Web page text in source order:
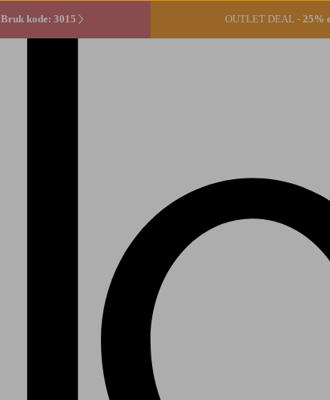
Bruk kode: 3015 OUTLET DEAL - 25%